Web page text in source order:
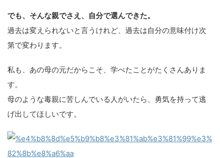
でも、そんな親でさえ、自分で選んできた。
過去は変えられないと言うけれど、過去は自分の意味付け次
第で変わります。
私も、あの母の元だからこそ、学べたことがたくさんありま
す。
母のような毒親に苦しんでいる人がいたら、勇気を持って逃
げ出してほしいです。